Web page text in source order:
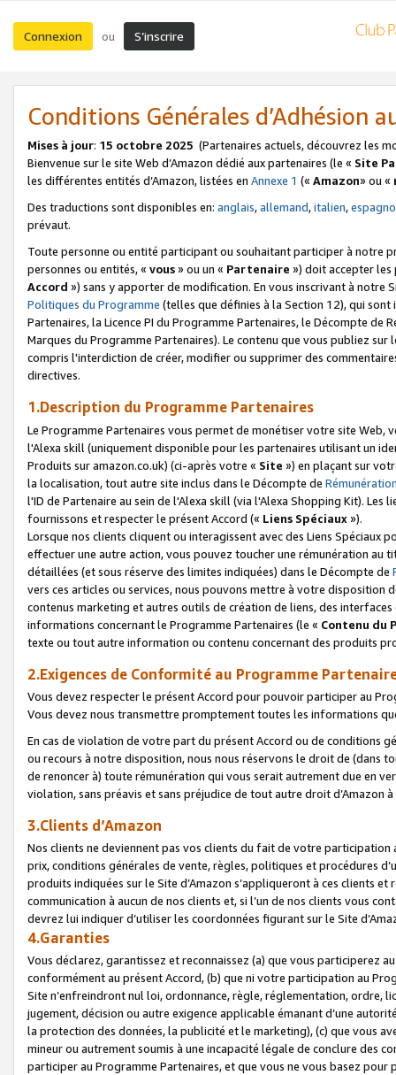
Connexion ou S’inscrire
Conditions Générales d’Adhésion
Mises à jour: 15 octobre 2025 (Partenaires actuels, découvrez les
Bienvenue sur le site Web d’Amazon dédié aux partenaires (le « Site
les différentes entités d’Amazon, listées en Annexe 1 (« Amazon» ou «
Des traductions sont disponibles en: anglais,allemand,italien,
prévaut.
Toute personne ou entité participant ou souhaitant participer à notre
personnes ou entités, « vous» ou un « Partenaire ») doit accepter les
Accord ») sans y apporter de modification. En vous inscrivant à notre
Politiques du Programme (telles que définies à la Section 12), qui
Partenaires, la Licence PI du Programme Partenaires, le Décompte de
Marques du Programme Partenaires). Le contenu que vous publiez
compris l'interdiction de créer, modifier ou supprimer des
directives.
1.Description du Programme Partenaires
Le Programme Partenaires vous permet de monétiser votre site Web,
l'Alexa skill (uniquement disponible pour les partenaires utilisant un
Produits sur amazon.co.uk) (ci-après votre « Site ») en plaçant sur
la localisation, tout autre site inclus dans le Décompte de
l'ID de Partenaire au sein de l'Alexa skill (via l'Alexa Shopping Kit).
fournissons et respecter le présent Accord (« Liens Spéciaux»).
Lorsque nos clients cliquent ou interagissent avec des Liens Spéciaux
effectuer une autre action, vous pouvez toucher une rémunération
détaillées (et sous réserve des limites indiquées) dans le Décompte de
vers ces articles ou services, nous pouvons mettre à votre disposition
contenus marketing et autres outils de création de liens, des
informations concernant le Programme Partenaires (le « Contenu du
texte ou tout autre information ou contenu concernant des produits
2.Exigences de Conformité au Programme
Vous devez respecter le présent Accord pour pouvoir participer au
Vous devez nous transmettre promptement toutes les informations
En cas de violation de votre part du présent Accord ou de conditions
ou recours à notre disposition, nous nous réservons le droit de (dans
de renoncer à) toute rémunération qui vous serait autrement due en
violation, sans préavis et sans préjudice de tout autre droit
3.Clients d’Amazon
Nos clients ne deviennent pas vos clients du fait de votre
prix, conditions générales de vente, règles, politiques et procédures
produits indiquées sur le Site d’Amazon s’appliqueront à ces clients
communication à aucun de nos clients et, si l’un de nos clients vous
devrez lui indiquer d’utiliser les coordonnées figurant sur le Site
4.Garanties
Vous déclarez, garantissez et reconnaissez (a) que vous participerez
conformément au présent Accord, (b) que ni votre participation au
Site n’enfreindront nul loi, ordonnance, règle, réglementation, ordre,
jugement, décision ou autre exigence applicable émanant d’une
la protection des données, la publicité et le marketing), (c) que vous
mineur ou autrement soumis à une incapacité légale de conclure des
participer au Programme Partenaires, et que vous ne vous basez